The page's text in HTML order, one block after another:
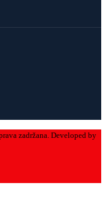
zadržana. Developed by